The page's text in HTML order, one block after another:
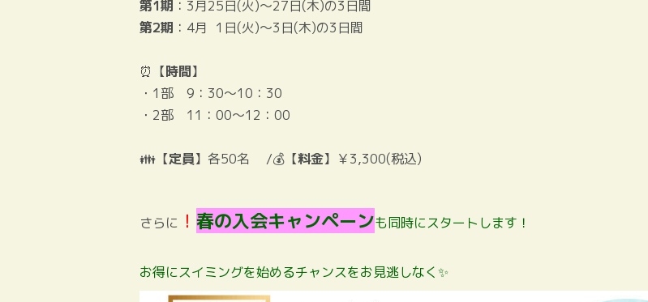
第1期 ：3月25日(火)～27日(木)の3日間
第2期 ：4月 1日(火)～3日(木)の3日間
⏰【時間】
・1部 9：30～10：30
・2部 11：00～12：00
👪【定員】各50名 /💰【料金】￥3,300(税込)
さらに ！ 春の入会キャンペーンも同時にスタートします！
お得にスイミングを始めるチャンスをお見逃しなく✨